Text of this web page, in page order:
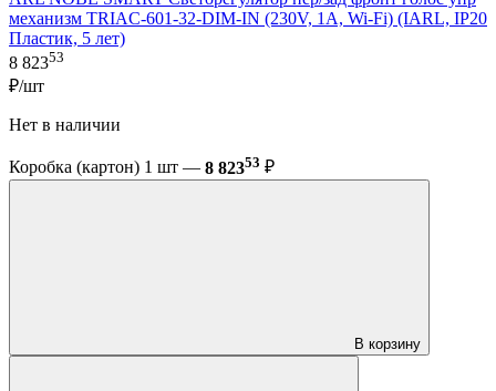
механизм TRIAC-601-32-DIM-IN (230V, 1A, Wi-Fi) (IARL, IP20
Пластик, 5 лет)
8 82353
₽/шт
Нет в наличии
Коробка (картон) 1 шт — 8 82353 ₽
В корзину